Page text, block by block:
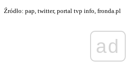
Źródło: pap, twitter, portal tvp info, fronda.pl
ad